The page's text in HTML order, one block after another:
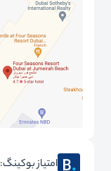
امتیاز بوکینگ: